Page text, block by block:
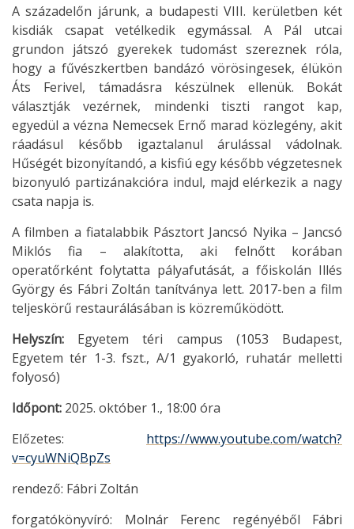
A századelőn járunk, a budapesti VIII. kerületben két
kisdiák csapat vetélkedik egymással. A Pál utcai
grundon játszó gyerekek tudomást szereznek róla,
hogy a fűvészkertben bandázó vörösingesek, élükön
Áts Ferivel, támadásra készülnek ellenük. Bokát
választják vezérnek, mindenki tiszti rangot kap,
egyedül a vézna Nemecsek Ernő marad közlegény, akit
ráadásul később igaztalanul árulással vádolnak.
Hűségét bizonyítandó, a kisfiú egy később végzetesnek
bizonyuló partizánakcióra indul, majd elérkezik a nagy
csata napja is.
A filmben a fiatalabbik Pásztort Jancsó Nyika – Jancsó
Miklós fia – alakította, aki felnőtt korában
operatőrként folytatta pályafutását, a főiskolán Illés
György és Fábri Zoltán tanítványa lett. 2017-ben a film
teljeskörű restaurálásában is közreműködött.
Helyszín: Egyetem téri campus (1053 Budapest,
Egyetem tér 1-3. fszt., A/1 gyakorló, ruhatár melletti
folyosó)
Időpont: 2025. október 1., 18:00 óra
Előzetes: https://www.youtube.com/watch?
v=cyuWNiQBpZs
rendező: Fábri Zoltán
forgatókönyvíró: Molnár Ferenc regényéből Fábri